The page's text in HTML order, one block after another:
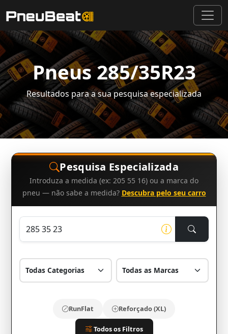
Pneus 285/35R23
Resultados para a sua pesquisa especializada
Pesquisa Especializada
Introduza a medida (ex: 205 55 16) ou a marca do
pneu — não sabe a medida? Descubra pelo seu carro
RunFlat Reforçado (XL)
Todos os Filtros